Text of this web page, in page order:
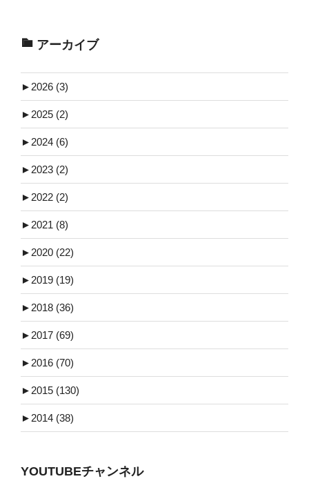
アーカイブ
► 2026 (3)
► 2025 (2)
► 2024 (6)
► 2023 (2)
► 2022 (2)
► 2021 (8)
► 2020 (22)
► 2019 (19)
► 2018 (36)
► 2017 (69)
► 2016 (70)
► 2015 (130)
► 2014 (38)
YOUTUBEチャンネル